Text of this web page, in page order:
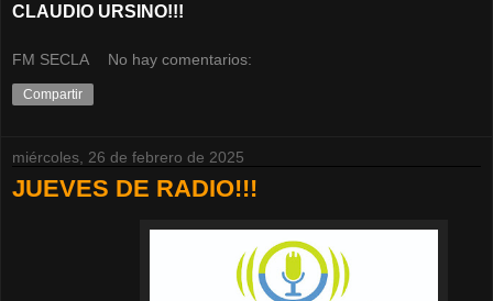
CLAUDIO URSINO!!!
FM SECLA No hay comentarios:
Compartir
miércoles, 26 de febrero de 2025
JUEVES DE RADIO!!!